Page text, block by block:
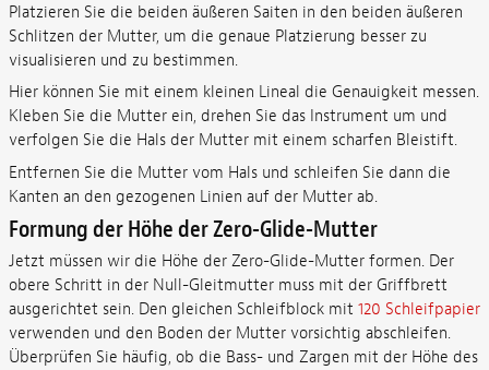
Platzieren Sie die beiden äußeren Saiten in den beiden äußeren
Schlitzen der Mutter, um die genaue Platzierung besser zu
visualisieren und zu bestimmen.
Hier können Sie mit einem kleinen Lineal die Genauigkeit messen.
Kleben Sie die Mutter ein, drehen Sie das Instrument um und
verfolgen Sie die Hals der Mutter mit einem scharfen Bleistift.
Entfernen Sie die Mutter vom Hals und schleifen Sie dann die
Kanten an den gezogenen Linien auf der Mutter ab.
Formung der Höhe der Zero-Glide-Mutter
Jetzt müssen wir die Höhe der Zero-Glide-Mutter formen. Der
obere Schritt in der Null-Gleitmutter muss mit der Griffbrett
ausgerichtet sein. Den gleichen Schleifblock mit 120 Schleifpapier
verwenden und den Boden der Mutter vorsichtig abschleifen.
Überprüfen Sie häufig, ob die Bass- und Zargen mit der Höhe des